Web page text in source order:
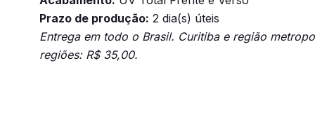
Prazo de produção: 2 dia(s) úteis
Entrega em todo o Brasil. Curitiba e região
regiões: R$ 35,00.